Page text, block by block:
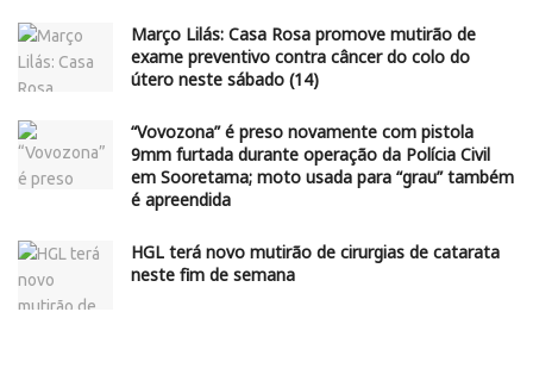
Março Lilás: Casa Rosa promove mutirão de
exame preventivo contra câncer do colo do
útero neste sábado (14)
“Vovozona” é preso novamente com pistola
9mm furtada durante operação da Polícia Civil
em Sooretama; moto usada para “grau” também
é apreendida
HGL terá novo mutirão de cirurgias de catarata
neste fim de semana